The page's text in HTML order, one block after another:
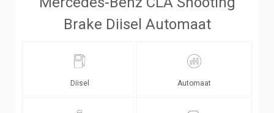
Brake Diisel Automaat
Diisel Automaat